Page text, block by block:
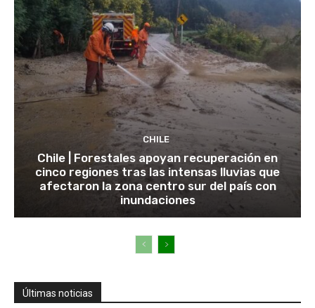
CHILE
Chile | Forestales apoyan recuperación en
cinco regiones tras las intensas lluvias que
afectaron la zona centro sur del país con
inundaciones
Últimas noticias